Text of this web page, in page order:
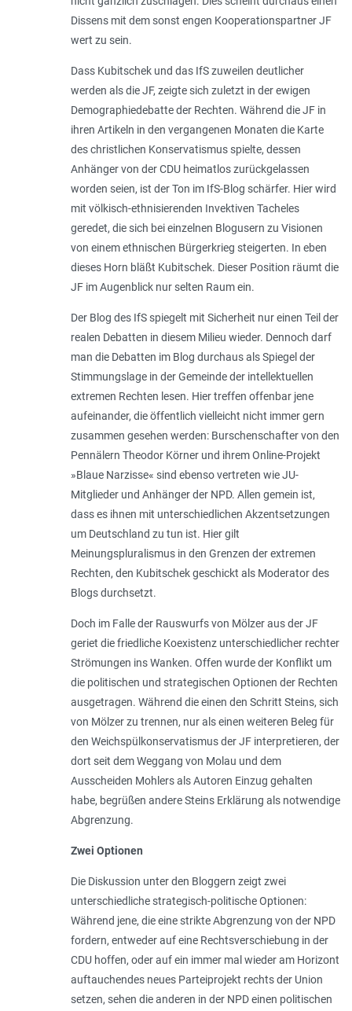
Dissens mit dem sonst engen Kooperationspartner JF
wert zu sein.
Dass Kubitschek und das IfS zuweilen deutlicher
werden als die JF, zeigte sich zuletzt in der ewigen
Demographiedebatte der Rechten. Während die JF in
ihren Artikeln in den vergangenen Monaten die Karte
des christlichen Konservatismus spielte, dessen
Anhänger von der CDU heimatlos zurückgelassen
worden seien, ist der Ton im IfS-Blog schärfer. Hier wird
mit völkisch-ethnisierenden Invektiven Tacheles
geredet, die sich bei einzelnen Blogusern zu Visionen
von einem ethnischen Bürgerkrieg steigerten. In eben
dieses Horn bläßt Kubitschek. Dieser Position räumt die
JF im Augenblick nur selten Raum ein.
Der Blog des IfS spiegelt mit Sicherheit nur einen Teil der
realen Debatten in diesem Milieu wieder. Dennoch darf
man die Debatten im Blog durchaus als Spiegel der
Stimmungslage in der Gemeinde der intellektuellen
extremen Rechten lesen. Hier treffen offenbar jene
aufeinander, die öffentlich vielleicht nicht immer gern
zusammen gesehen werden: Burschenschafter von den
Pennälern Theodor Körner und ihrem Online-Projekt
»Blaue Narzisse« sind ebenso vertreten wie JU-
Mitglieder und Anhänger der NPD. Allen gemein ist,
dass es ihnen mit unterschiedlichen Akzentsetzungen
um Deutschland zu tun ist. Hier gilt
Meinungspluralismus in den Grenzen der extremen
Rechten, den Kubitschek geschickt als Moderator des
Blogs durchsetzt.
Doch im Falle der Rauswurfs von Mölzer aus der JF
geriet die friedliche Koexistenz unterschiedlicher rechter
Strömungen ins Wanken. Offen wurde der Konflikt um
die politischen und strategischen Optionen der Rechten
ausgetragen. Während die einen den Schritt Steins, sich
von Mölzer zu trennen, nur als einen weiteren Beleg für
den Weichspülkonservatismus der JF interpretieren, der
dort seit dem Weggang von Molau und dem
Ausscheiden Mohlers als Autoren Einzug gehalten
habe, begrüßen andere Steins Erklärung als notwendige
Abgrenzung.
Zwei Optionen
Die Diskussion unter den Bloggern zeigt zwei
unterschiedliche strategisch-politische Optionen:
Während jene, die eine strikte Abgrenzung von der NPD
fordern, entweder auf eine Rechtsverschiebung in der
CDU hoffen, oder auf ein immer mal wieder am Horizont
auftauchendes neues Parteiprojekt rechts der Union
setzen, sehen die anderen in der NPD einen politischen